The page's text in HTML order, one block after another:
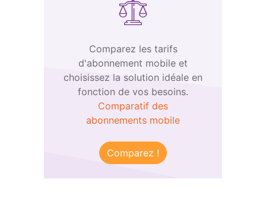
Comparez les tarifs
d'abonnement mobile et
choisissez la solution idéale en
fonction de vos besoins.
Comparatif des
abonnements mobile
Comparez !